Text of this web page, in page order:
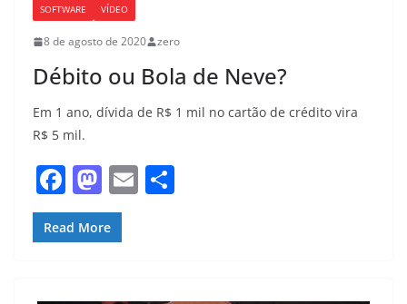
SOFTWARE VÍDEO
8 de agosto de 2020 zero
Débito ou Bola de Neve?
Em 1 ano, dívida de R$ 1 mil no cartão de crédito vira
R$ 5 mil.
F
a
c
b
M
a
st
d
E
Read More